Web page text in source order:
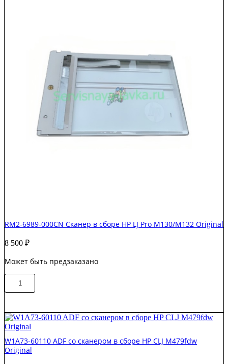
RM2-6989-000CN Сканер в сборе HP LJ Pro M130/M132 Original
8 500 ₽
Может быть предзаказано
Количество
товара
000CN
Сканер
в
сборе
HP
W1A73-60110 ADF со сканером в сборе HP CLJ M479fdw
Original